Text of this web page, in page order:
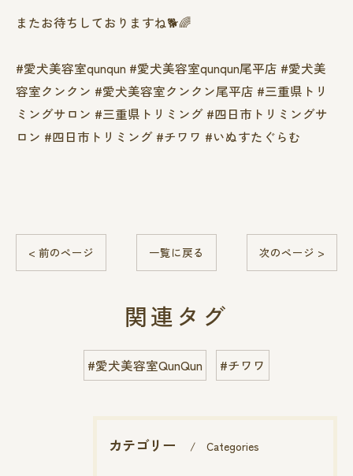
またお待ちしておりますね🐕🌈
#愛犬美容室qunqun #愛犬美容室qunqun尾平店 #愛犬美
容室クンクン #愛犬美容室クンクン尾平店 #三重県トリ
ミングサロン #三重県トリミング #四日市トリミングサ
ロン #四日市トリミング #チワワ #いぬすたぐらむ
< 前のページ 一覧に戻る 次のページ >
関連タグ
#愛犬美容室QunQun #チワワ
カテゴリー Categories